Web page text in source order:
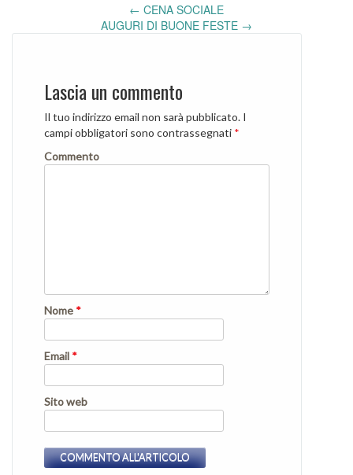
Post
← CENA SOCIALE
AUGURI DI BUONE FESTE →
Lascia un commento
Il tuo indirizzo email non sarà pubblicato. I
campi obbligatori sono contrassegnati *
Commento
Nome *
Email *
Sito web